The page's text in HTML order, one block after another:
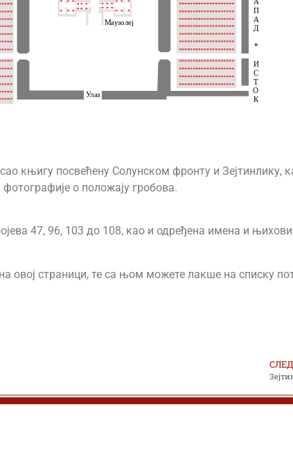
П
А
Д
*
И
С
Т
О
К
Улаз
Маузолеј
књигу посвећену Солунском фронту и Зејтинлику,
о положају гробова.
47, 96, 103 до 108, као и одређена имена и
овој страници, те са њом можете лакше на списку